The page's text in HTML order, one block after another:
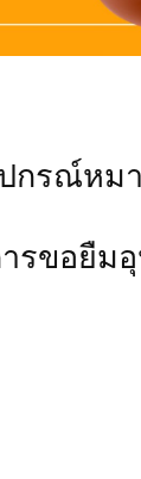
กรณ์หม
รขอยืม